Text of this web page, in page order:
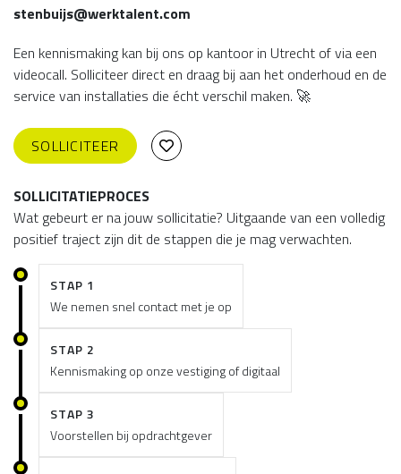
stenbuijs@werktalent.com
Een kennismaking kan bij ons op kantoor in Utrecht of via een
videocall. Solliciteer direct en draag bij aan het onderhoud en de
service van installaties die écht verschil maken. 🚀
SOLLICITEER
SOLLICITATIEPROCES
Wat gebeurt er na jouw sollicitatie? Uitgaande van een volledig
positief traject zijn dit de stappen die je mag verwachten.
STAP 1
We nemen snel contact met je op
STAP 2
Kennismaking op onze vestiging of digitaal
STAP 3
Voorstellen bij opdrachtgever